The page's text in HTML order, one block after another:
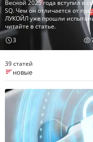
Весной 2025 года вступил в
SQ. Чем он отличается от
ЛУКОЙЛ уже прошли
читайте в статье.
3
39 статей
новые